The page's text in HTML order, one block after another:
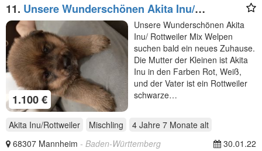
11. Unsere Wunderschönen Akita Inu/
Rottweiler Mix Welpen
1.100 €
Unsere Wunderschönen Akita
Inu/ Rottweiler Mix Welpen
suchen bald ein neues Zuhause.
Die Mutter der Kleinen ist Akita
Inu in den Farben Rot, Weiß,
und der Vater ist ein Rottweiler
schwarze…
Akita Inu/Rottweiler Mischling 4 Jahre 7 Monate alt
68307 Mannheim - Baden-Württemberg 30.01.22